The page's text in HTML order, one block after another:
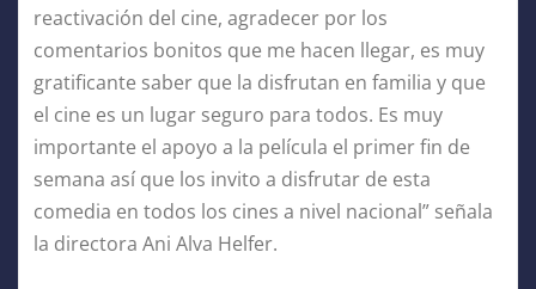
reactivación del cine, agradecer por los
comentarios bonitos que me hacen llegar, es muy
gratificante saber que la disfrutan en familia y que
el cine es un lugar seguro para todos. Es muy
importante el apoyo a la película el primer fin de
semana así que los invito a disfrutar de esta
comedia en todos los cines a nivel nacional” señala
la directora Ani Alva Helfer.